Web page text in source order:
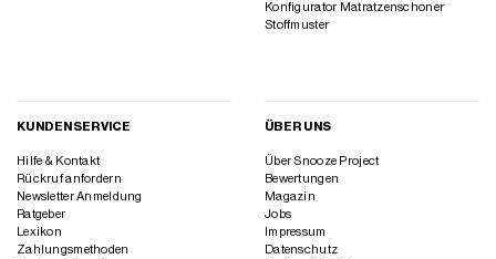
Konfigurator Matratzenschoner
Stoffmuster
KUNDENSERVICE
Hilfe & Kontakt
Rückruf anfordern
Newsletter Anmeldung
Ratgeber
Lexikon
Zahlungsmethoden
ÜBER UNS
Über Snooze Project
Bewertungen
Magazin
Jobs
Impressum
Datenschutz